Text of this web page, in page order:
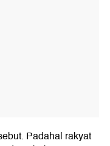
Padahal rakyat